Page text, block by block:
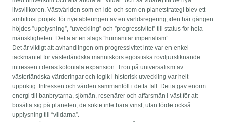
livsvillkoren. Västvärlden som en idé och som en planetstrategi blev ett
ambitiöst projekt för nyetableringen av en världsregering, den här gången
höjdes ”upplysning”, ”utveckling” och ”progressivitet” till status för hela
mänskligheten. Detta är en slags ”humanitär imperialism”.
Det är viktigt att avhandlingen om progressivitet inte var en enkel
täckmantel för västerländska människors egoistiska rovdjursliknande
intressen i deras koloniala expansion. Tron på universalism av
västerländska värderingar och logik i historisk utveckling var helt
uppriktig. Intressen och värden sammanföll i detta fall. Detta gav enorm
energi till banbrytarna, sjömän, resenärer och affärsmän i väst för att
bosätta sig på planeten; de sökte inte bara vinst, utan förde också
upplysning till “vildarna”.